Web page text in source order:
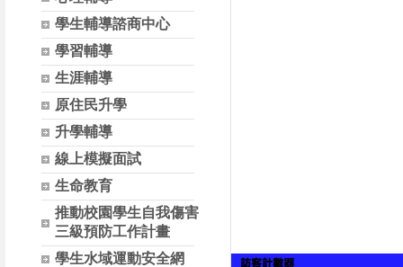
學生輔導諮商中心
學習輔導
生涯輔導
原住民升學
升學輔導
線上模擬面試
生命教育
推動校園學生自我傷害
三級預防工作計畫
學生水域運動安全網